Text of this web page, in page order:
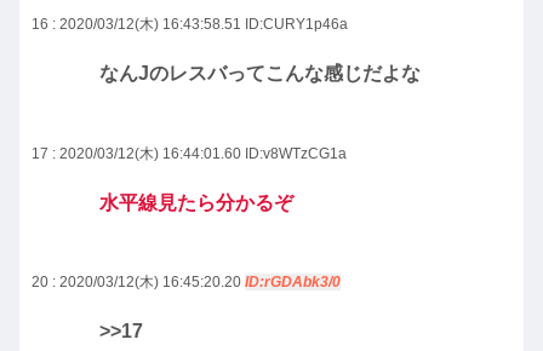
16 : 2020/03/12(木) 16:43:58.51 ID:CURY1p46a
なんJのレスバってこんな感じだよな
17 : 2020/03/12(木) 16:44:01.60 ID:v8WTzCG1a
水平線見たら分かるぞ
20 : 2020/03/12(木) 16:45:20.20 ID:rGDAbk3/0
>>17